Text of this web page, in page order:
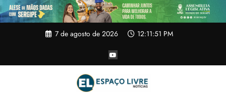
Pular
para
o
7 de agosto de 2026 12:11:51 PM